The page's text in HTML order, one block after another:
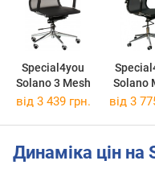
Special4you
Solano 3 Mesh
Solano
від 3 439 грн. від 3
Динаміка цін на